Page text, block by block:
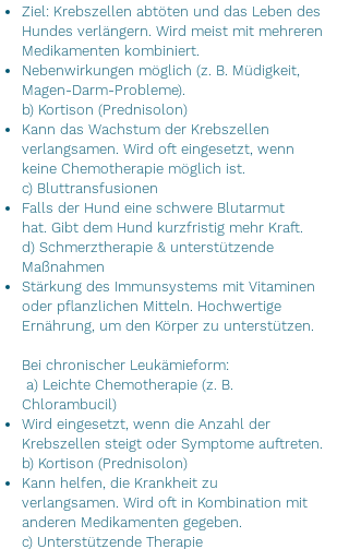
Ziel: Krebszellen abtöten und das Leben des
Hundes verlängern. Wird meist mit mehreren
Medikamenten kombiniert.
Nebenwirkungen möglich (z. B. Müdigkeit,
Magen-Darm-Probleme).
b) Kortison (Prednisolon)
Kann das Wachstum der Krebszellen
verlangsamen. Wird oft eingesetzt, wenn
keine Chemotherapie möglich ist.
c) Bluttransfusionen
Falls der Hund eine schwere Blutarmut
hat. Gibt dem Hund kurzfristig mehr Kraft.
d) Schmerztherapie & unterstützende
Maßnahmen
Stärkung des Immunsystems mit Vitaminen
oder pflanzlichen Mitteln. Hochwertige
Ernährung, um den Körper zu unterstützen.
Bei chronischer Leukämieform:
a) Leichte Chemotherapie (z. B.
Chlorambucil)
Wird eingesetzt, wenn die Anzahl der
Krebszellen steigt oder Symptome auftreten.
b) Kortison (Prednisolon)
Kann helfen, die Krankheit zu
verlangsamen. Wird oft in Kombination mit
anderen Medikamenten gegeben.
c) Unterstützende Therapie